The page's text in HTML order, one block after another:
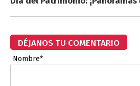
DÉJANOS TU COMENTARIO
Nombre*